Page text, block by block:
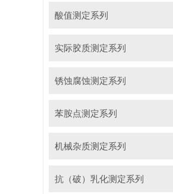
酸值测定系列
实际胶质测定系列
锈蚀腐蚀测定系列
苯胺点测定系列
机械杂质测定系列
抗（破）乳化测定系列